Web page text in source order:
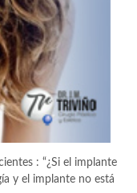
: “¿Si el implante
y el implante no está